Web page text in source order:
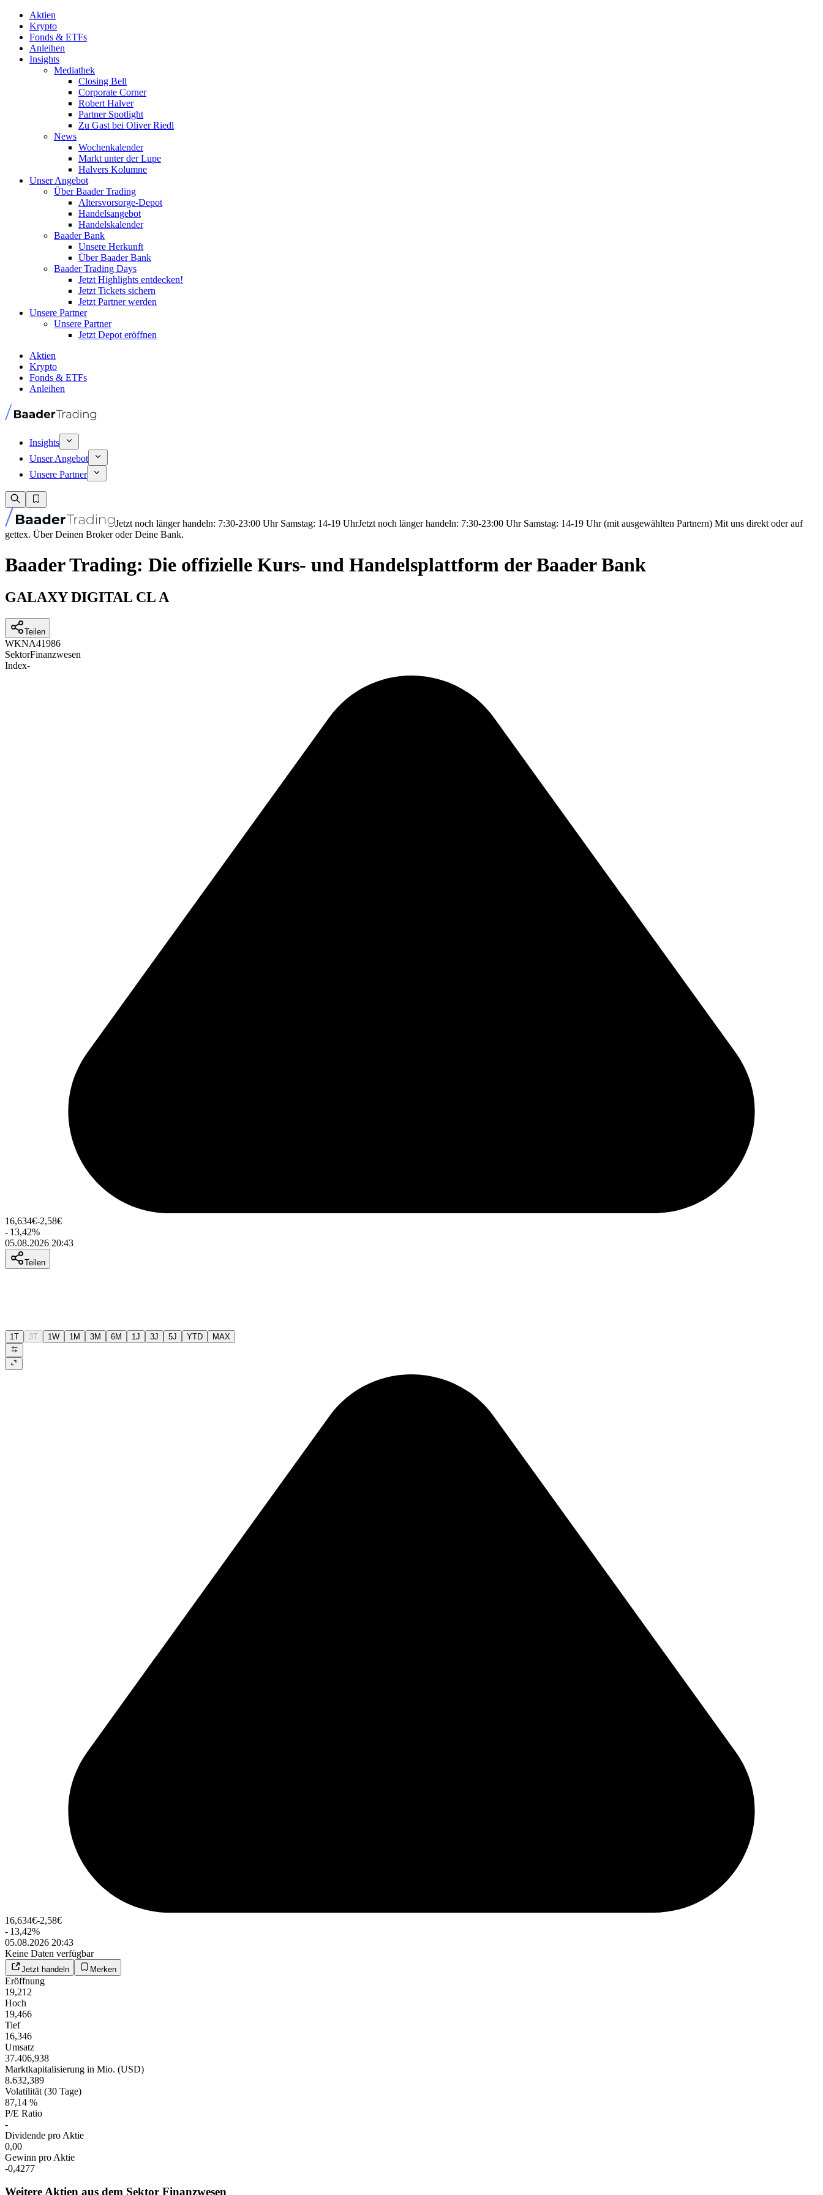
Aktien
Krypto
Fonds & ETFs
Anleihen
Insights
Mediathek
Closing Bell
Corporate Corner
Robert Halver
Partner Spotlight
Zu Gast bei Oliver Riedl
News
Wochenkalender
Markt unter der Lupe
Halvers Kolumne
Unser Angebot
Über Baader Trading
Altersvorsorge-Depot
Handelsangebot
Handelskalender
Baader Bank
Unsere Herkunft
Über Baader Bank
Baader Trading Days
Jetzt Highlights entdecken!
Jetzt Tickets sichern
Jetzt Partner werden
Unsere Partner
Unsere Partner
Jetzt Depot eröffnen
Aktien
Krypto
Fonds & ETFs
Anleihen
Insights
Unser Angebot
Unsere Partner
Jetzt noch länger handeln: 7:30-23:00 Uhr Samstag: 14-19 UhrJetzt noch länger handeln: 7:30-23:00 Uhr Samstag: 14-19 Uhr (mit ausgewählten Partnern) Mit uns direkt oder auf
gettex. Über Deinen Broker oder Deine Bank.
Baader Trading: Die offizielle Kurs- und Handelsplattform der Baader Bank
GALAXY DIGITAL CL A
Teilen
WKNA41986
SektorFinanzwesen
Index-
16,634€-2,58€
- 13,42%
05.08.2026 20:43
Teilen
1T 3T 1W 1M 3M 6M 1J 3J 5J YTD MAX
16,634€-2,58€
- 13,42%
05.08.2026 20:43
Keine Daten verfügbar
Jetzt handeln Merken
Eröffnung
19,212
Hoch
19,466
Tief
16,346
Umsatz
37.406,938
Marktkapitalisierung in Mio. (USD)
8.632,389
Volatilität (30 Tage)
87,14 %
P/E Ratio
-
Dividende pro Aktie
0,00
Gewinn pro Aktie
-0,4277
Weitere Aktien aus dem Sektor Finanzwesen